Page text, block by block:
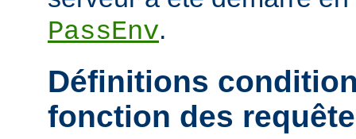
PassEnv.
Définitions
fonction des